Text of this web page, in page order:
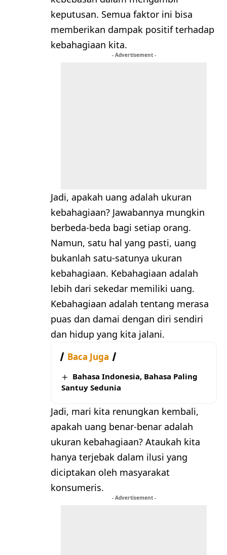
keputusan. Semua faktor ini bisa
memberikan dampak positif terhadap
kebahagiaan kita.
- Advertisement -
Jadi, apakah uang adalah ukuran
kebahagiaan? Jawabannya mungkin
berbeda-beda bagi setiap orang.
Namun, satu hal yang pasti, uang
bukanlah satu-satunya ukuran
kebahagiaan. Kebahagiaan adalah
lebih dari sekedar memiliki uang.
Kebahagiaan adalah tentang merasa
puas dan damai dengan diri sendiri
dan hidup yang kita jalani.
Baca Juga
Bahasa Indonesia, Bahasa Paling
Santuy Sedunia
Jadi, mari kita renungkan kembali,
apakah uang benar-benar adalah
ukuran kebahagiaan? Ataukah kita
hanya terjebak dalam ilusi yang
diciptakan oleh masyarakat
konsumeris.
- Advertisement -